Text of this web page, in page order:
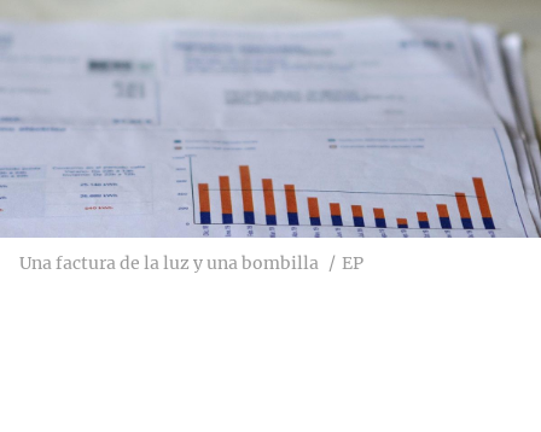
Una factura de la luz y una bombilla EP